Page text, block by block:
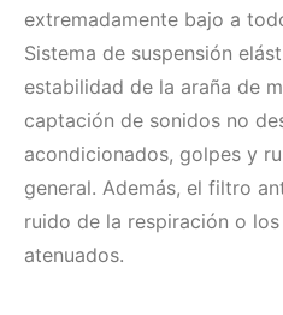
extremadamente bajo a
Sistema de suspensión
estabilidad de la araña de
captación de sonidos no
acondicionados, golpes y
general. Además, el filtro
ruido de la respiración o
atenuados.